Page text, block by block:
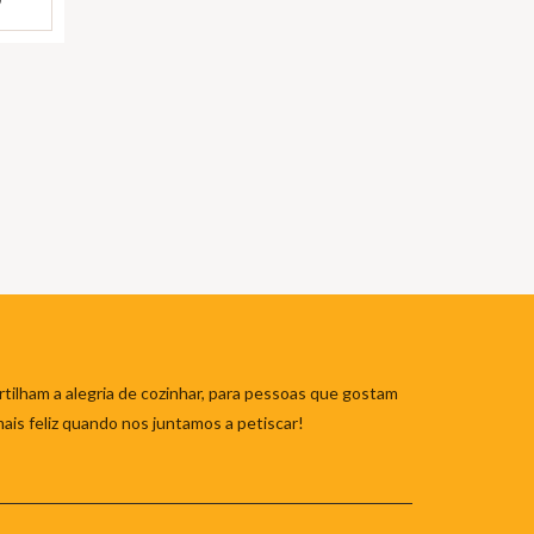
a alegria de cozinhar, para pessoas que gostam
feliz quando nos juntamos a petiscar!